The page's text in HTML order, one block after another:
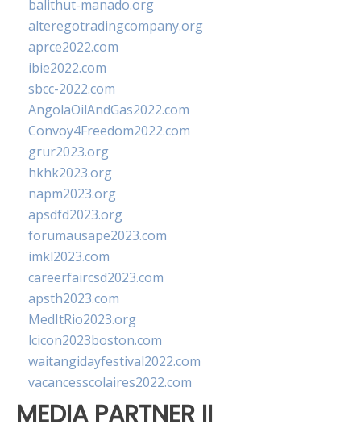
balithut-manado.org
alteregotradingcompany.org
aprce2022.com
ibie2022.com
sbcc-2022.com
AngolaOilAndGas2022.com
Convoy4Freedom2022.com
grur2023.org
hkhk2023.org
napm2023.org
apsdfd2023.org
forumausape2023.com
imkl2023.com
careerfaircsd2023.com
apsth2023.com
MedItRio2023.org
lcicon2023boston.com
waitangidayfestival2022.com
vacancesscolaires2022.com
MEDIA PARTNER II